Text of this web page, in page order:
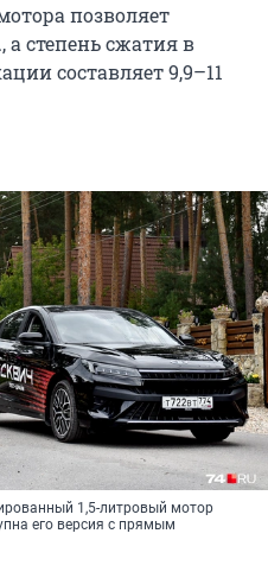
позволяет
а степень сжатия в
составляет 9,9–11
1,5-литровый мотор
его версия с прямым